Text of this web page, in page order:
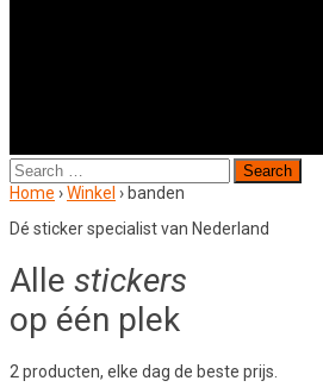
Search
for:
Home ›Winkel › banden
Dé sticker specialist van Nederland
Alle stickers
op één plek
2 producten, elke dag de beste prijs.